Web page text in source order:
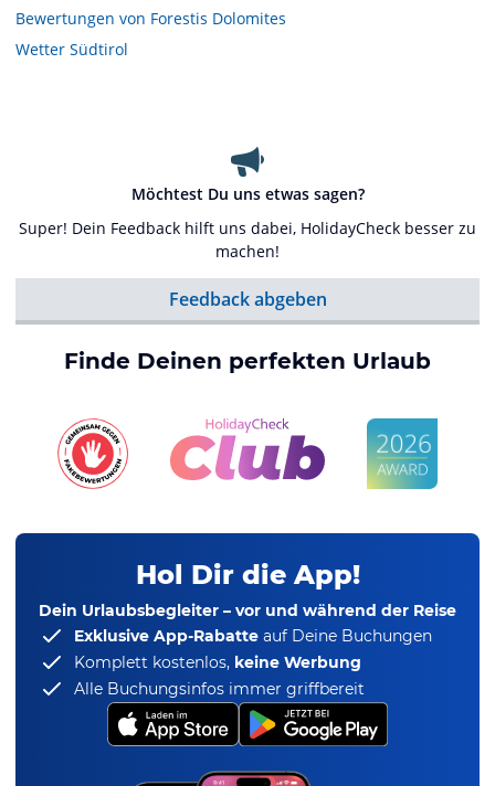
Bewertungen von Forestis Dolomites
Wetter Südtirol
Möchtest Du uns etwas sagen?
Super! Dein Feedback hilft uns dabei, HolidayCheck besser zu
machen!
Feedback abgeben
Finde Deinen perfekten Urlaub
Hol Dir die App!
Dein Urlaubsbegleiter – vor und während der Reise
Exklusive App-Rabatte auf Deine Buchungen
Komplett kostenlos, keine Werbung
Alle Buchungsinfos immer griffbereit